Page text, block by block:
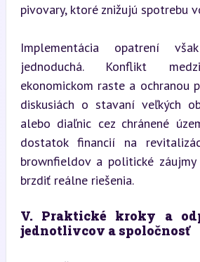
pivovary, ktoré znižujú spotrebu
Implementácia opatrení
jednoduchá. Konflikt
ekonomickom raste a ochranou
diskusiách o stavaní veľkých
alebo diaľnic cez chránené
dostatok financií na
brownfieldov a politické
brzdiť reálne riešenia.
V. Praktické kroky a
jednotlivcov a spoločnosť